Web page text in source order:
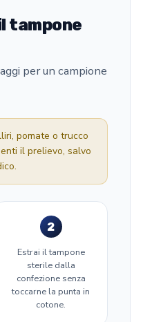
tampone
per un campione
pomate o trucco
il prelievo, salvo
2
Estrai il tampone
sterile dalla
confezione senza
toccarne la punta in
cotone.